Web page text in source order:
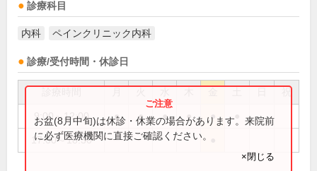
診療科目
内科 ペインクリニック内科
診療/受付時間・休診日
祝
9:00～12:00 ● ● ● ● ●
17:00～18:30
お盆(8月中旬)は休診・休業の場合があります。来院前
に必ず医療機関に直接ご確認ください。
×閉じる